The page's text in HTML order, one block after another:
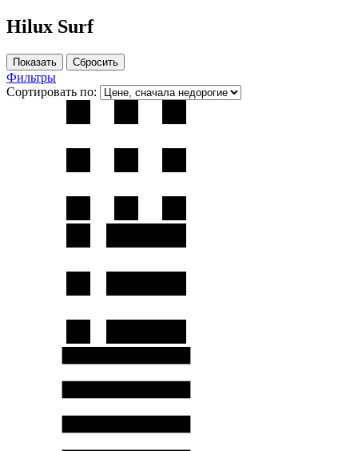
Hilux Surf
Фильтры
Сортировать по: